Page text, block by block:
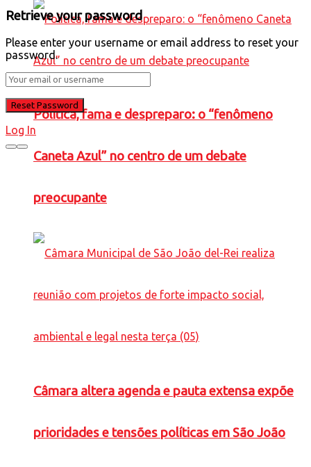
Política, fama e despreparo: o “fenômeno
Caneta Azul” no centro de um debate
preocupante
Câmara altera agenda e pauta extensa expõe
prioridades e tensões políticas em São João
Retrieve your password
Please enter your username or email address to reset your
password.
Log In